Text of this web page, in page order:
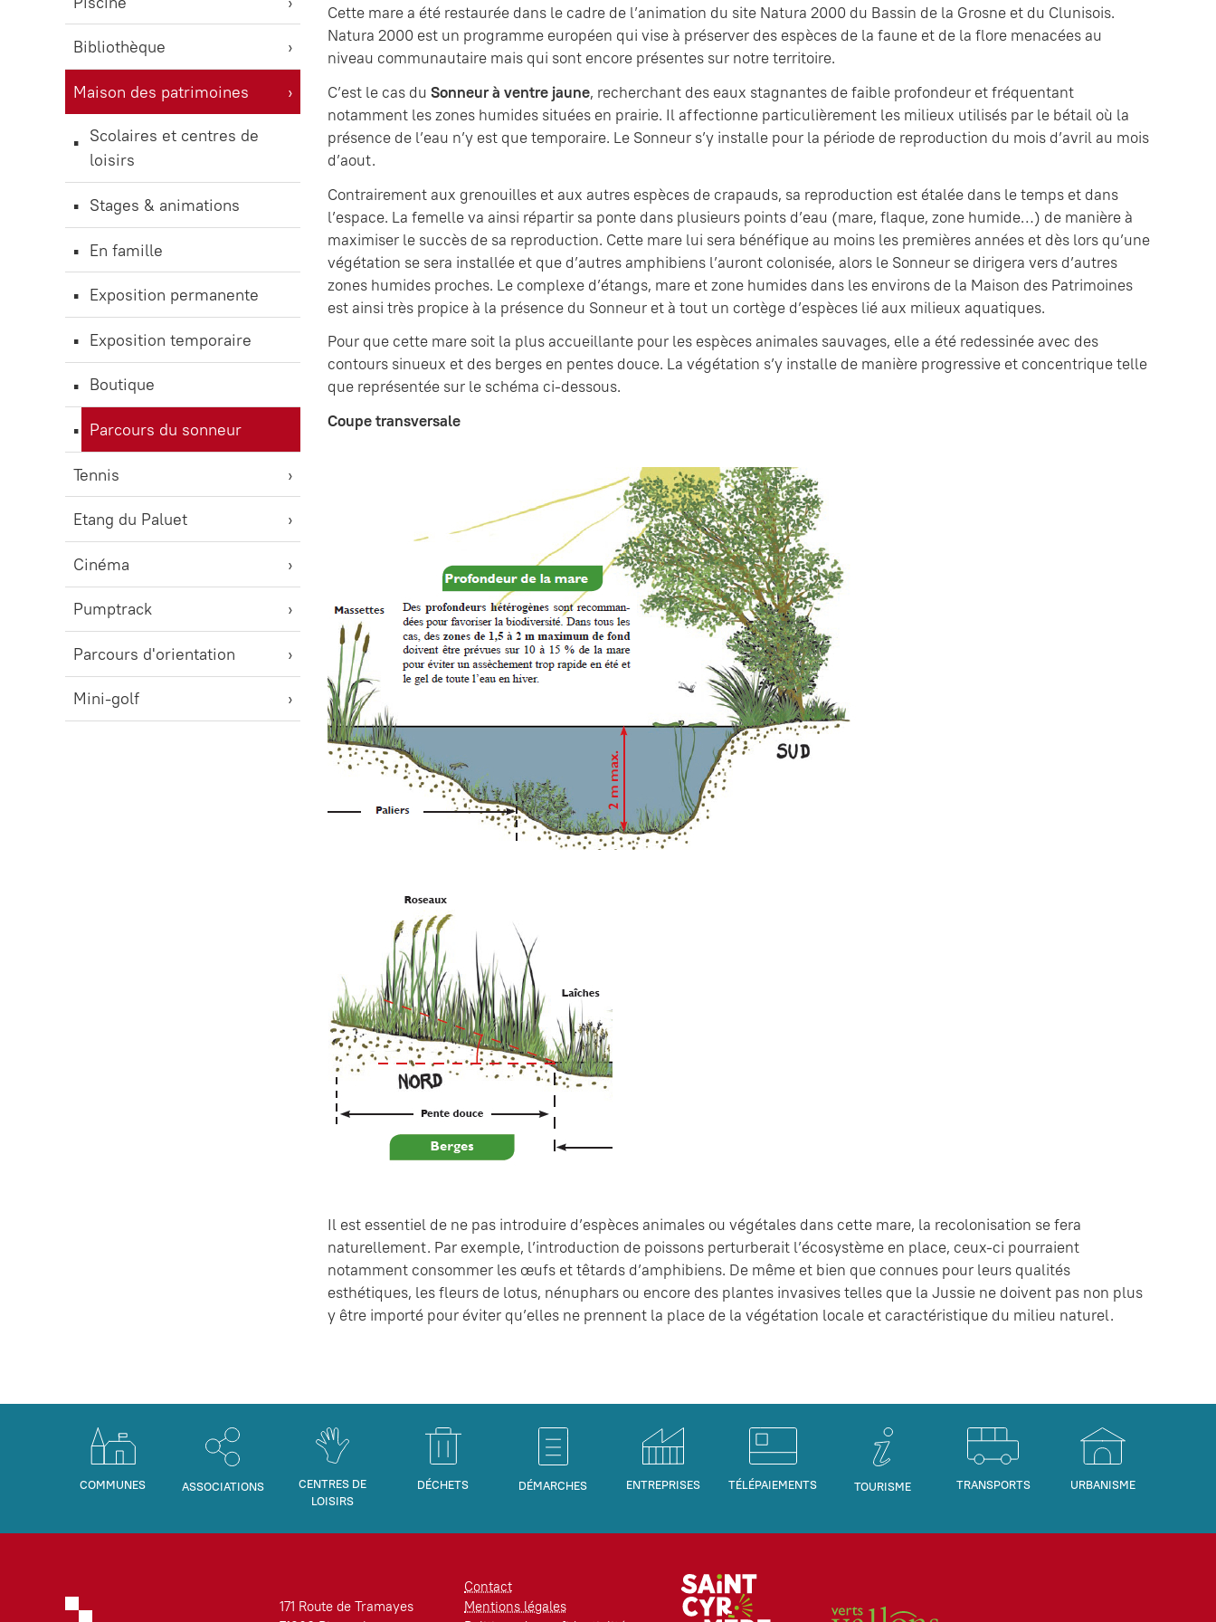
Bibliothèque
Maison des patrimoines
Scolaires et centres de
loisirs
Stages & animations
En famille
Exposition permanente
Exposition temporaire
Boutique
Parcours du sonneur
Tennis
Etang du Paluet
Cinéma
Pumptrack
Parcours d'orientation
Mini-golf
Cette mare a été restaurée dans le cadre de l’animation du site Natura 2000 du Bassin de la Grosne et du Clunisois.
Natura 2000 est un programme européen qui vise à préserver des espèces de la faune et de la flore menacées au
niveau communautaire mais qui sont encore présentes sur notre territoire.
C’est le cas du Sonneur à ventre jaune, recherchant des eaux stagnantes de faible profondeur et fréquentant
notamment les zones humides situées en prairie. Il affectionne particulièrement les milieux utilisés par le bétail où la
présence de l’eau n’y est que temporaire. Le Sonneur s’y installe pour la période de reproduction du mois d’avril au mois
d’aout.
Contrairement aux grenouilles et aux autres espèces de crapauds, sa reproduction est étalée dans le temps et dans
l’espace. La femelle va ainsi répartir sa ponte dans plusieurs points d’eau (mare, flaque, zone humide…) de manière à
maximiser le succès de sa reproduction. Cette mare lui sera bénéfique au moins les premières années et dès lors qu’une
végétation se sera installée et que d’autres amphibiens l’auront colonisée, alors le Sonneur se dirigera vers d’autres
zones humides proches. Le complexe d’étangs, mare et zone humides dans les environs de la Maison des Patrimoines
est ainsi très propice à la présence du Sonneur et à tout un cortège d’espèces lié aux milieux aquatiques.
Pour que cette mare soit la plus accueillante pour les espèces animales sauvages, elle a été redessinée avec des
contours sinueux et des berges en pentes douce. La végétation s’y installe de manière progressive et concentrique telle
que représentée sur le schéma ci-dessous.
Coupe transversale
Il est essentiel de ne pas introduire d’espèces animales ou végétales dans cette mare, la recolonisation se fera
naturellement. Par exemple, l’introduction de poissons perturberait l’écosystème en place, ceux-ci pourraient
notamment consommer les œufs et têtards d’amphibiens. De même et bien que connues pour leurs qualités
esthétiques, les fleurs de lotus, nénuphars ou encore des plantes invasives telles que la Jussie ne doivent pas non plus
y être importé pour éviter qu’elles ne prennent la place de la végétation locale et caractéristique du milieu naturel.
COMMUNES ASSOCIATIONS
CENTRES DE
LOISIRS
DÉCHETS DÉMARCHES ENTREPRISES TÉLÉPAIEMENTS TOURISME TRANSPORTS URBANISME
171 Route de Tramayes
Contact
Mentions légales